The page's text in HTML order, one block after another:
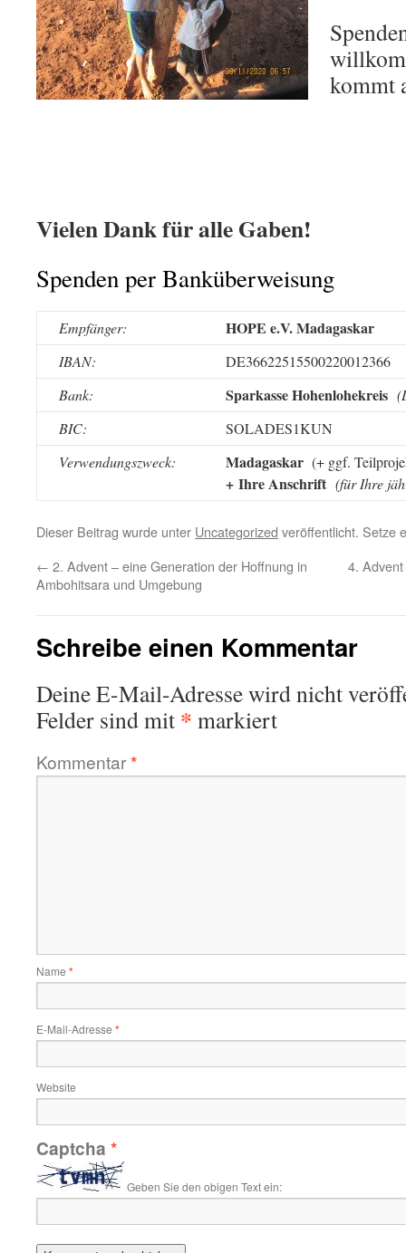
kommt
Vielen Dank für alle Gaben!
Spenden per Banküberweisung
Empfänger: HOPE e.V. Madagaskar
IBAN: DE36622515500220012366
Bank:
Sparkasse Hohenlohekreis
BIC:
SOLADES1KUN
Verwendungszweck:
Madagaskar (+ ggf.
+ Ihre Anschrift (für Ihre
Dieser Beitrag wurde unter Uncategorized veröffentlicht. Setze
← 2. Advent – eine Generation der Hoffnung in
Ambohitsara und Umgebung
4.
Schreibe einen Kommentar
Deine E-Mail-Adresse wird nicht
Felder sind mit * markiert
Kommentar*
Name *
E-Mail-Adresse *
Website
Captcha *
Geben Sie den obigen Text ein: